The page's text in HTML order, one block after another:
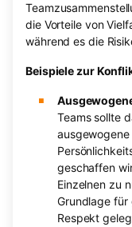
die Vorteile von
während es die
Beispiele zur
Teams sollte
geschaffen
Einzelnen zu
Grundlage für
Respekt